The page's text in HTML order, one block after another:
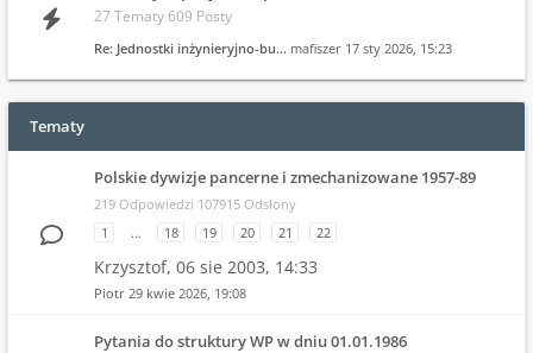
27 Tematy 609 Posty
Re: Jednostki inżynieryjno-bu… mafiszer 17 sty 2026, 15:23
Tematy
Polskie dywizje pancerne i zmechanizowane 1957-89
219 Odpowiedzi 107915 Odsłony
1
… 18 19 20 21 22
Krzysztof, 06 sie 2003, 14:33
Piotr 29 kwie 2026, 19:08
Pytania do struktury WP w dniu 01.01.1986